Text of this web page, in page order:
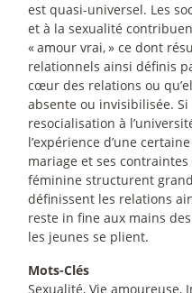
est quasi-universel. Les
et à la sexualité
«amour vrai,» ce dont
relationnels ainsi définis
cœur des relations ou
absente ou invisibilisée.
resocialisation à
l’expérience d’une
mariage et ses
féminine structurent
définissent les relations
reste in fine aux mains
les jeunes se plient.
Mots-Clés
Sexualité, Vie amoureuse,